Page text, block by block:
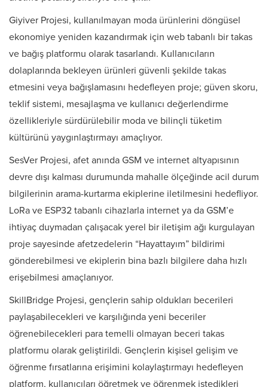
Giyiver Projesi, kullanılmayan moda ürünlerini döngüsel
ekonomiye yeniden kazandırmak için web tabanlı bir takas
ve bağış platformu olarak tasarlandı. Kullanıcıların
dolaplarında bekleyen ürünleri güvenli şekilde takas
etmesini veya bağışlamasını hedefleyen proje; güven skoru,
teklif sistemi, mesajlaşma ve kullanıcı değerlendirme
özellikleriyle sürdürülebilir moda ve bilinçli tüketim
kültürünü yaygınlaştırmayı amaçlıyor.
SesVer Projesi, afet anında GSM ve internet altyapısının
devre dışı kalması durumunda mahalle ölçeğinde acil durum
bilgilerinin arama-kurtarma ekiplerine iletilmesini hedefliyor.
LoRa ve ESP32 tabanlı cihazlarla internet ya da GSM’e
ihtiyaç duymadan çalışacak yerel bir iletişim ağı kurgulayan
proje sayesinde afetzedelerin “Hayattayım” bildirimi
gönderebilmesi ve ekiplerin bina bazlı bilgilere daha hızlı
erişebilmesi amaçlanıyor.
SkillBridge Projesi, gençlerin sahip oldukları becerileri
paylaşabilecekleri ve karşılığında yeni beceriler
öğrenebilecekleri para temelli olmayan beceri takas
platformu olarak geliştirildi. Gençlerin kişisel gelişim ve
öğrenme fırsatlarına erişimini kolaylaştırmayı hedefleyen
platform, kullanıcıları öğretmek ve öğrenmek istedikleri